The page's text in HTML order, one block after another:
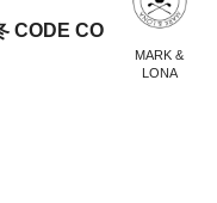
MARK &
LONA
CODE CO